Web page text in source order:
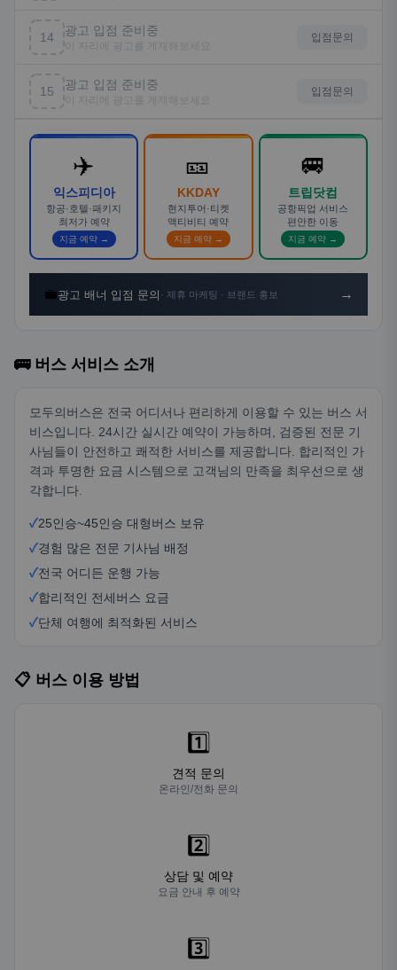
14 광고 입점 준비중
이 자리에 광고를 게재해보세요
입점문의
15 광고 입점 준비중
이 자리에 광고를 게재해보세요
입점문의
✈️
익스피디아
항공·호텔·패키지
최저가 예약
지금 예약 →
🎫
KKDAY
현지투어·티켓
액티비티 예약
지금 예약 →
🚐
트립닷컴
공항픽업 서비스
편안한 이동
지금 예약 →
💼광고 배너 입점 문의 · 제휴 마케팅 · 브랜드 홍보 →
🚌 버스 서비스 소개
모두의버스은 전국 어디서나 편리하게 이용할 수 있는 버스 서
비스입니다. 24시간 실시간 예약이 가능하며, 검증된 전문 기
사님들이 안전하고 쾌적한 서비스를 제공합니다. 합리적인 가
격과 투명한 요금 시스템으로 고객님의 만족을 최우선으로 생
각합니다.
✓25인승~45인승 대형버스 보유
✓경험 많은 전문 기사님 배정
✓전국 어디든 운행 가능
✓합리적인 전세버스 요금
✓단체 여행에 최적화된 서비스
📋 버스 이용 방법
1️⃣
견적 문의
온라인/전화 문의
2️⃣
상담 및 예약
요금 안내 후 예약
3️⃣